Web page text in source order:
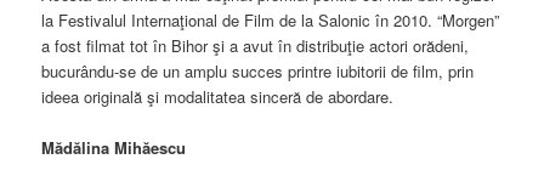
la Festivalul Internaţional de Film de la Salonic în 2010. “Morgen”
a fost filmat tot în Bihor şi a avut în distribuţie actori orădeni,
bucurându-se de un amplu succes printre iubitorii de film, prin
ideea originală şi modalitatea sinceră de abordare.
Mădălina Mihăescu